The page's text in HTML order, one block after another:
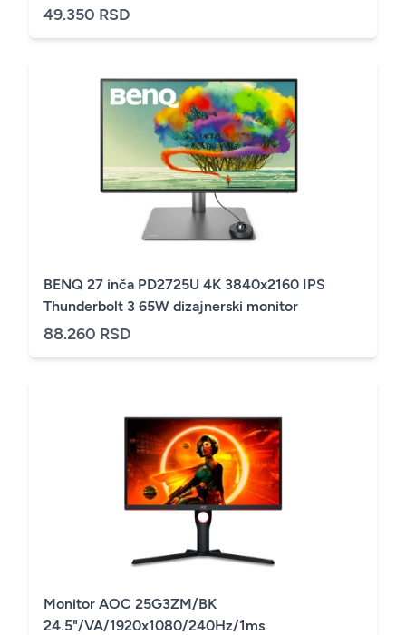
49.350 RSD
BENQ 27 inča PD2725U 4K 3840x2160 IPS
Thunderbolt 3 65W dizajnerski monitor
88.260 RSD
Monitor AOC 25G3ZM/BK
24.5"/VA/1920x1080/240Hz/1ms